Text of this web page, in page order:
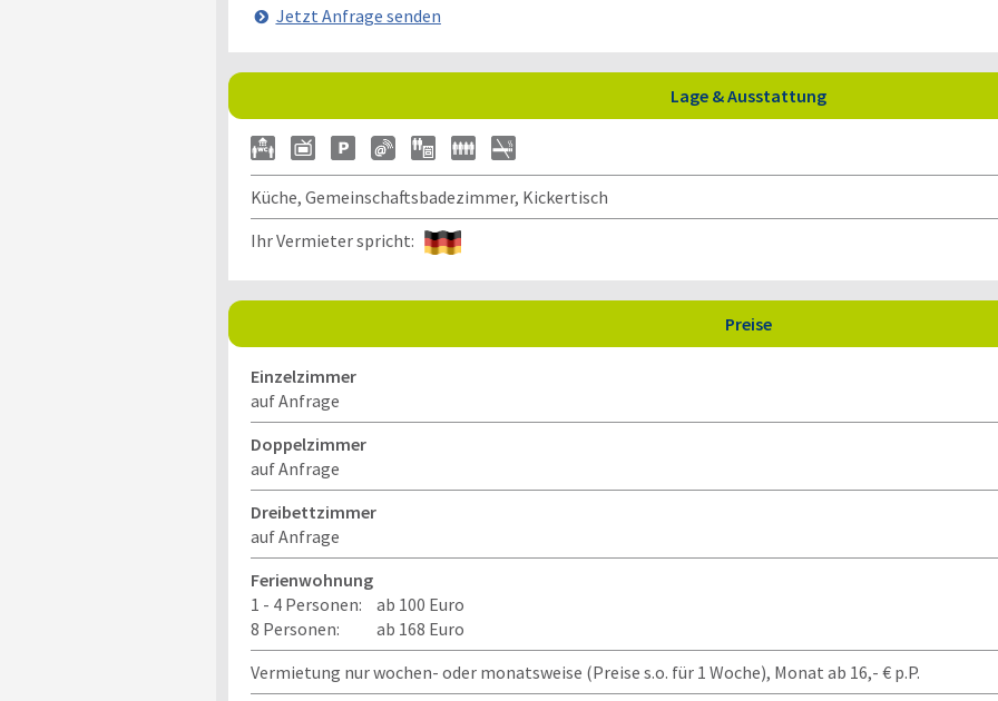
Jetzt Anfrage senden
Lage & Ausstattung
Küche, Gemeinschaftsbadezimmer, Kickertisch
Ihr Vermieter spricht:
Preise
Einzelzimmer
auf Anfrage
Doppelzimmer
auf Anfrage
Dreibettzimmer
auf Anfrage
Ferienwohnung
1 - 4 Personen:
ab 100 Euro
8 Personen:
ab 168 Euro
Vermietung nur wochen- oder monatsweise (Preise s.o. für 1 Woche), Monat ab 16,- € p.P.